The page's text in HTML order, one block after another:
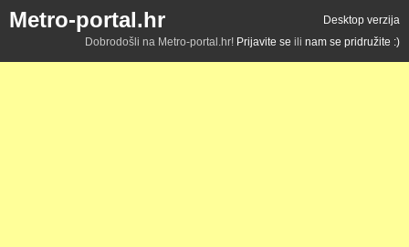
Metro-portal.hr
Desktop verzija
Dobrodošli na Metro-portal.hr! Prijavite se ili nam se pridružite :)